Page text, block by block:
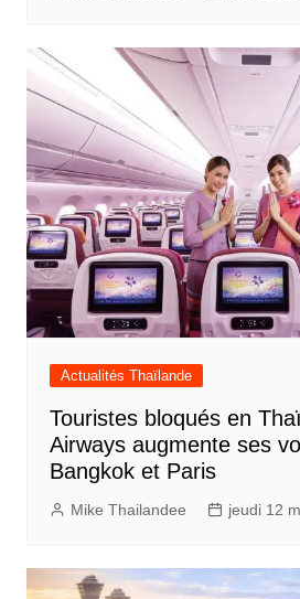
Actualités Thaïlande
Touristes bloqués en
Airways augmente ses
Bangkok et Paris
Mike Thailandee jeudi 12